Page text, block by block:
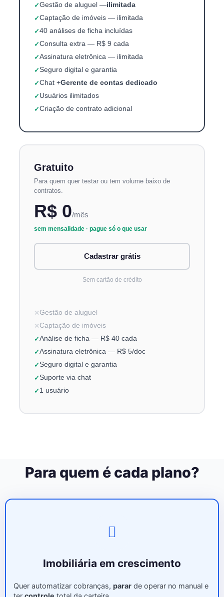
Gestão de aluguel —ilimitada
Captação de imóveis — ilimitada
40 análises de ficha incluídas
Consulta extra — R$ 9 cada
Assinatura eletrônica — ilimitada
Seguro digital e garantia
Chat +Gerente de contas dedicado
Usuários ilimitados
Criação de contrato adicional
Gratuito
Para quem quer testar ou tem volume baixo de
contratos.
R$ 0/mês
sem mensalidade · pague só o que usar
Cadastrar grátis
Sem cartão de crédito
Gestão de aluguel
Captação de imóveis
Análise de ficha — R$ 40 cada
Assinatura eletrônica — R$ 5/doc
Seguro digital e garantia
Suporte via chat
1 usuário
Para quem é cada plano?
Imobiliária em crescimento
Quer automatizar cobranças, parar de operar no manual e